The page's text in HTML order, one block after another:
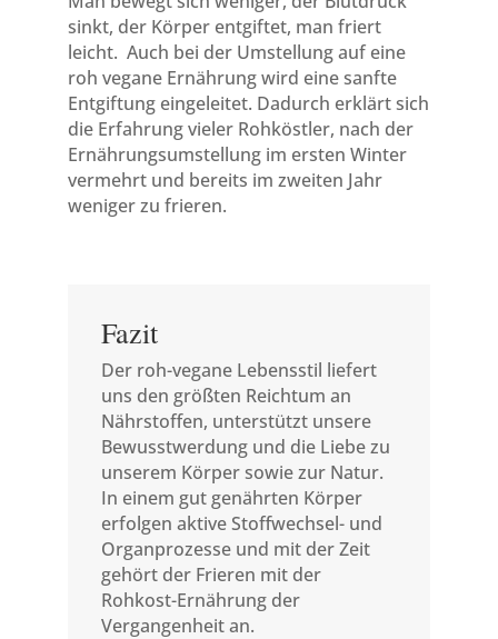
sinkt, der Körper entgiftet, man friert
leicht. Auch bei der Umstellung auf eine
roh vegane Ernährung wird eine sanfte
Entgiftung eingeleitet. Dadurch erklärt sich
die Erfahrung vieler Rohköstler, nach der
Ernährungsumstellung im ersten Winter
vermehrt und bereits im zweiten Jahr
weniger zu frieren.
Fazit
Der roh-vegane Lebensstil liefert
uns den größten Reichtum an
Nährstoffen, unterstützt unsere
Bewusstwerdung und die Liebe zu
unserem Körper sowie zur Natur.
In einem gut genährten Körper
erfolgen aktive Stoffwechsel- und
Organprozesse und mit der Zeit
gehört der Frieren mit der
Rohkost-Ernährung der
Vergangenheit an.